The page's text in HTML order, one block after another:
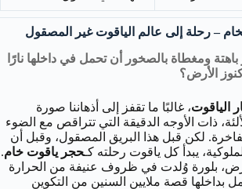
– رحلة إلى عالم الياقوت غير المصقول
ومغطاة بالصخور أن تحمل في داخلها نارًا
الأرض؟
الياقوت، غالبًا ما تقفز إلى أذهاننا صورة
ذات الأوجه الدقيقة التي تتراقص مع الضوء
لكن قبل هذا البريق المصقول، وقبل أن
يبدأ كل ياقوت رحلته كـحجر ياقوت خام.
بلورة وُلدت في ظروف عنيفة من الحرارة
بداخلها قصة ملايين السنين من التكوين